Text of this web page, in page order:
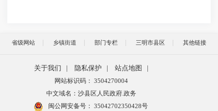
省级网站 乡镇街道 部门专栏 三明市县区 其他链接
关于我们 隐私保护 站点地图
网站标识码： 3504270004
中文域名：沙县区人民政府.政务
闽公网安备号： 35042702350428号